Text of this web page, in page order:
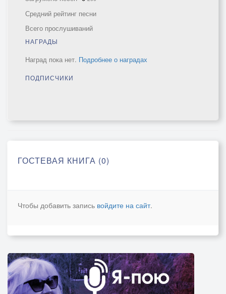
Средний рейтинг песни
Всего прослушиваний
НАГРАДЫ
Наград пока нет. Подробнее о наградах
ПОДПИСЧИКИ
ГОСТЕВАЯ КНИГА (0)
Чтобы добавить запись войдите на сайт.